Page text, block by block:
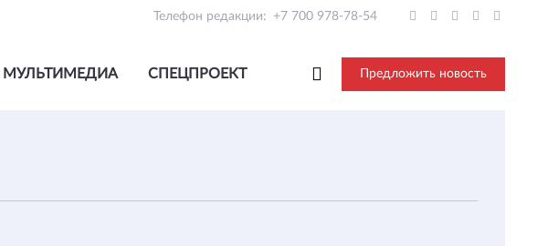
Телефон редакции: +7 700 978-78-54
МУЛЬТИМЕДИА СПЕЦПРОЕКТ Предложить новость